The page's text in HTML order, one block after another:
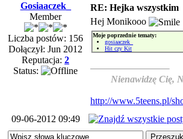
Gosiaaczek_
Member
Liczba postów: 156
Dołączył: Jun 2012
Reputacja: 2
Status:
RE: Hejka wszystkim
Hej Monikooo
Moje poprzednie tematy:
gosiaaczek_
Hit czy Kit
Nienawidzę Cię,
http://www.5teens.pl/
09-06-2012 09:49